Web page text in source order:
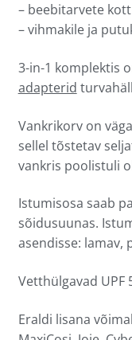
– beebitarvete kott
– vihmakile ja
3-in-1 komplektis
adapterid
Vankrikorv on
sellel tõstetav
vankris poolistuli
Istumisosa saab
sõidusuunas.
asendisse: lamav,
Vetthülgavad UPF
Eraldi lisana